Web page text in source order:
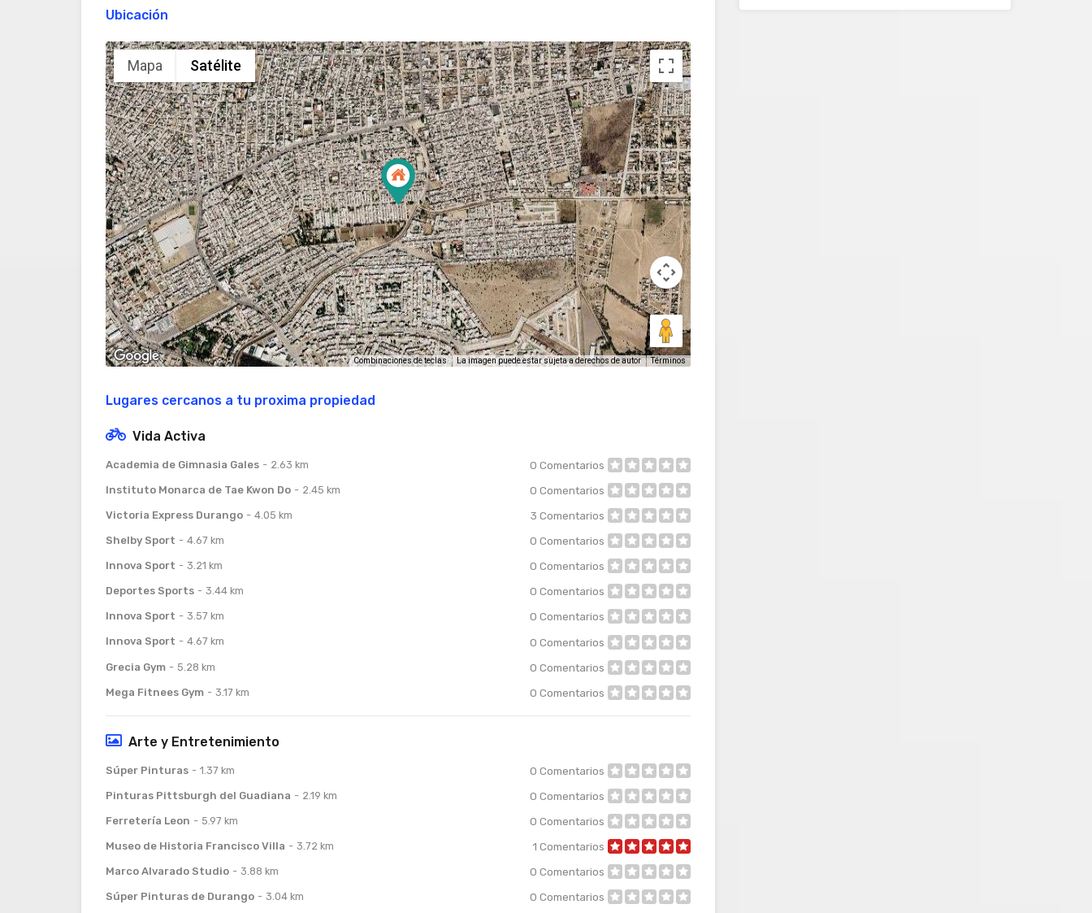
Ubicación
Mapa Satélite
Combinaciones de teclas La imagen puede estar sujeta a derechos de autor Términos
Lugares cercanos a tu proxima propiedad
Vida Activa
Academia de Gimnasia Gales 2.63 km 0 Comentarios
Instituto Monarca de Tae Kwon Do 2.45 km 0 Comentarios
Victoria Express Durango 4.05 km 3 Comentarios
Shelby Sport 4.67 km 0 Comentarios
Innova Sport 3.21 km 0 Comentarios
Deportes Sports 3.44 km 0 Comentarios
Innova Sport 3.57 km 0 Comentarios
Innova Sport 4.67 km 0 Comentarios
Grecia Gym 5.28 km 0 Comentarios
Mega Fitnees Gym 3.17 km 0 Comentarios
Arte y Entretenimiento
Súper Pinturas 1.37 km 0 Comentarios
Pinturas Pittsburgh del Guadiana 2.19 km 0 Comentarios
Ferretería Leon 5.97 km 0 Comentarios
Museo de Historia Francisco Villa 3.72 km 1 Comentarios
Marco Alvarado Studio 3.88 km 0 Comentarios
Súper Pinturas de Durango 3.04 km 0 Comentarios